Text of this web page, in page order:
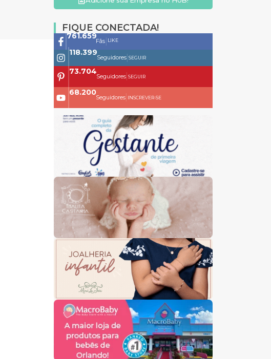
FIQUE CONECTADA!
761.659
Fãs LIKE
118.399
Seguidores| SEGUIR
73.704
Seguidores| SEGUIR
68.200
Seguidores| INSCREVER-SE